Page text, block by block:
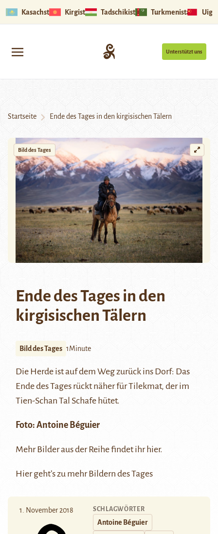
Kasachstan Kirgistan Tadschikistan Turkmenistan
Unterstützt uns
Startseite Ende des Tages in den kirgisischen Tälern
Bild des Tages
Ende des Tages in den
kirgisischen Tälern
Bild des Tages 1Minute
Die Herde ist auf dem Weg zurück ins Dorf: Das
Ende des Tages rückt näher für Tilekmat, der im
Tien-Schan Tal Schafe hütet.
Foto: Antoine Béguier
Mehr Bilder aus der Reihe findet ihrhier.
Hiergeht’s zu mehr Bildern des Tages
1. November 2018 SCHLAGWÖRTER
Antoine Béguier